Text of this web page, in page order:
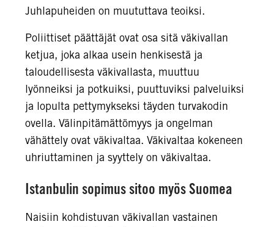
Juhlapuheiden on muututtava teoiksi.
Poliittiset päättäjät ovat osa sitä väkivallan
ketjua, joka alkaa usein henkisestä ja
taloudellisesta väkivallasta, muuttuu
lyönneiksi ja potkuiksi, puuttuviksi palveluiksi
ja lopulta pettymykseksi täyden turvakodin
ovella. Välinpitämättömyys ja ongelman
vähättely ovat väkivaltaa. Väkivaltaa kokeneen
uhriuttaminen ja syyttely on väkivaltaa.
Istanbulin sopimus sitoo myös Suomea
Naisiin kohdistuvan väkivallan vastainen